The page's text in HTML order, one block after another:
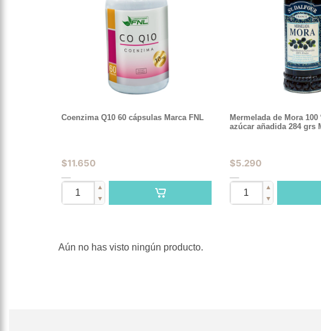
Coenzima Q10 60 cápsulas Marca FNL
$11.650
▲
▼
Mermelada de Mora
azúcar añadida 284 grs
$5.290
▲
▼
Aún no has visto ningún producto.